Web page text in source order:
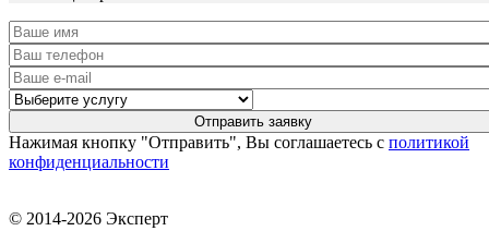
Нажимая кнопку "Отправить", Вы соглашаетесь с политикой
конфиденциальности
© 2014-2026 Эксперт